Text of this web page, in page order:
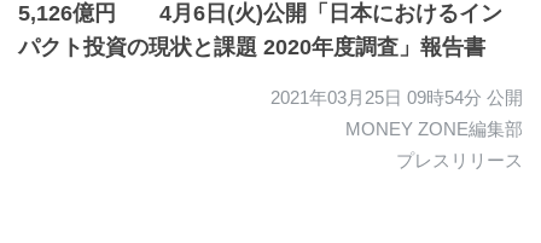
5,126億円 4月6日(火)公開「日本におけるイン
パクト投資の現状と課題 2020年度調査」報告書
2021年03月25日 09時54分 公開
MONEY ZONE編集部
プレスリリース